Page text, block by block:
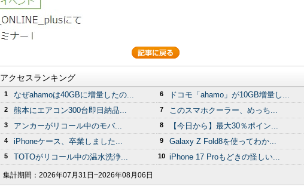
アクセスランキング
1 なぜahamoは40GBに増量したの...
2 熊本にエアコン300台即日納品...
3 アンカーがリコール中のモバ...
4 iPhoneケース、卒業しました...
5 TOTOがリコール中の温水洗浄...
6 ドコモ「ahamo」が10GB増量し...
7 このスマホクーラー、めっち...
8 【今日から】最大30％ポイン...
9 Galaxy Z Fold8を使ってわか...
10 iPhone 17 Proもどきの怪しい...
集計期間： 2026年07月31日~2026年08月06日